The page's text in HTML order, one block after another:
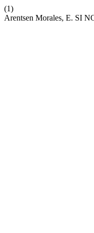
(1)
Arentsen Morales, E. SI